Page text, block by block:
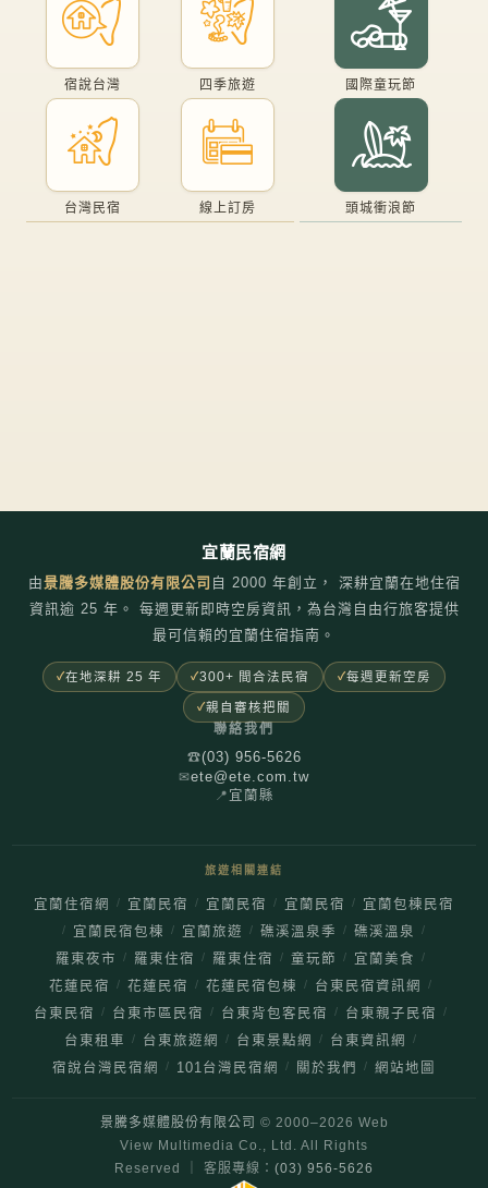
宿說台灣 四季旅遊
台灣民宿 線上訂房
國際童玩節
頭城衝浪節
宜蘭民宿網
由景騰多媒體股份有限公司 自 2000 年創立， 深耕宜蘭在地住宿
資訊逾 25 年。 每週更新即時空房資訊，為台灣自由行旅客提供
最可信賴的宜蘭住宿指南。
在地深耕 25 年 300+ 間合法民宿 每週更新空房
親自審核把關
聯絡我們
☎(03) 956-5626
✉ete@ete.com.tw
📍 宜蘭縣
旅遊相關連結
宜蘭住宿網 / 宜蘭民宿 / 宜蘭民宿 / 宜蘭民宿 / 宜蘭包棟民宿
/ 宜蘭民宿包棟 / 宜蘭旅遊 / 礁溪溫泉季 / 礁溪溫泉 /
羅東夜市 / 羅東住宿 / 羅東住宿 / 童玩節 / 宜蘭美食 /
花蓮民宿 / 花蓮民宿 / 花蓮民宿包棟 / 台東民宿資訊網 /
台東民宿 / 台東市區民宿 / 台東背包客民宿 / 台東親子民宿 /
台東租車 / 台東旅遊網 / 台東景點網 / 台東資訊網 /
宿說台灣民宿網 / 101台灣民宿網 / 關於我們 / 網站地圖
景騰多媒體股份有限公司 © 2000–2026 Web
View Multimedia Co., Ltd. All Rights
Reserved ｜ 客服專線： (03) 956-5626